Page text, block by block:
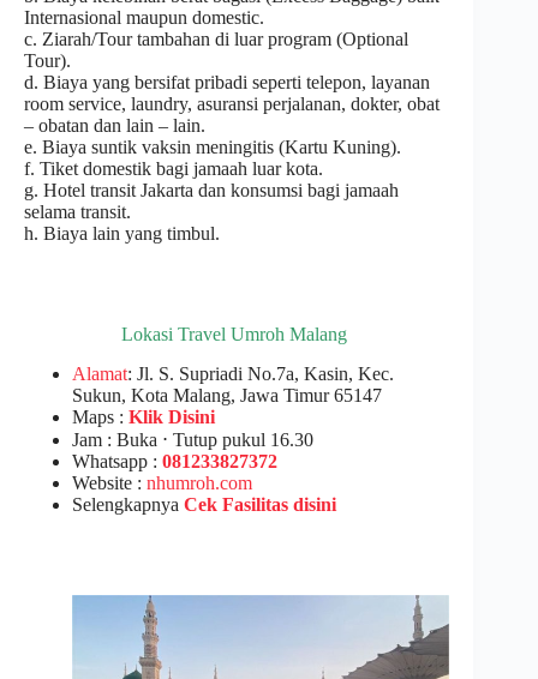
Internasional maupun domestic.
c. Ziarah/Tour tambahan di luar program (Optional
Tour).
d. Biaya yang bersifat pribadi seperti telepon, layanan
room service, laundry, asuransi perjalanan, dokter, obat
– obatan dan lain – lain.
e. Biaya suntik vaksin meningitis (Kartu Kuning).
f. Tiket domestik bagi jamaah luar kota.
g. Hotel transit Jakarta dan konsumsi bagi jamaah
selama transit.
h. Biaya lain yang timbul.
Lokasi Travel Umroh Malang
Alamat: Jl. S. Supriadi No.7a, Kasin, Kec.
Sukun, Kota Malang, Jawa Timur 65147
Maps : Klik Disini
Jam : Buka ⋅ Tutup pukul 16.30
Whatsapp : 081233827372
Website : nhumroh.com
Selengkapnya Cek Fasilitas disini